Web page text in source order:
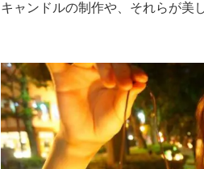
キャンドルの制作や、それらが美